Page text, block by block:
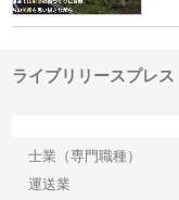
ライブリリースプレス
士業（専門職種）
運送業